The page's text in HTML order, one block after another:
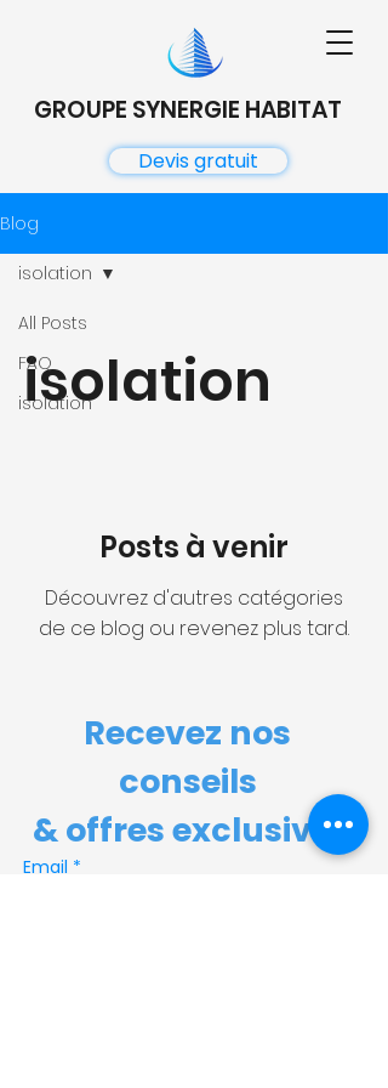
GROUPE SYNERGIE HABITAT
Devis gratuit
Blog
All Posts
FAQ
isolation
isolation
isolation
Posts à venir
Découvrez d'autres catégories
de ce blog ou revenez plus tard.
Recevez nos
& offres exclusives
Email *